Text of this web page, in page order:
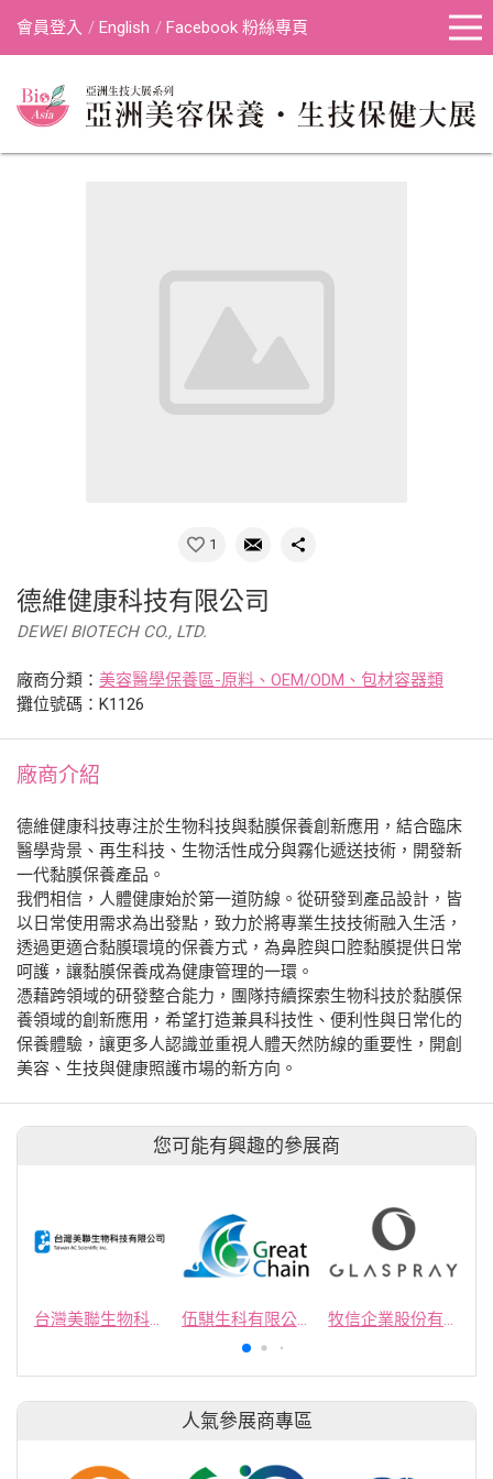
會員登入 English Facebook 粉絲專頁
1
德維健康科技有限公司
DEWEI BIOTECH CO., LTD.
廠商分類： 美容醫學保養區-原料、OEM/ODM、包材容器類
攤位號碼：K1126
廠商介紹
德維健康科技專注於生物科技與黏膜保養創新應用，結合臨床
醫學背景、再生科技、生物活性成分與霧化遞送技術，開發新
一代黏膜保養產品。
我們相信，人體健康始於第一道防線。從研發到產品設計，皆
以日常使用需求為出發點，致力於將專業生技技術融入生活，
透過更適合黏膜環境的保養方式，為鼻腔與口腔黏膜提供日常
呵護，讓黏膜保養成為健康管理的一環。
憑藉跨領域的研發整合能力，團隊持續探索生物科技於黏膜保
養領域的創新應用，希望打造兼具科技性、便利性與日常化的
保養體驗，讓更多人認識並重視人體天然防線的重要性，開創
美容、生技與健康照護市場的新方向。
您可能有興趣的參展商
伍騏生科有限公司
人氣參展商專區